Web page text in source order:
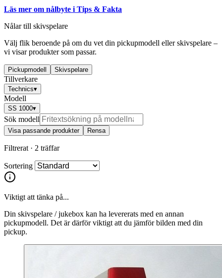
Läs mer om nålbyte i Tips & Fakta
Nålar till skivspelare
Välj flik beroende på om du vet din pickupmodell eller skivspelare –
vi visar produkter som passar.
Pickupmodell Skivspelare
Tillverkare
Technics▾
Modell
SS 1000▾
Sök modell
Visa passande produkter Rensa
Filtrerat · 2 träffar
Sortering
Viktigt att tänka på...
Din skivspelare / jukebox kan ha levererats med en annan
pickupmodell. Det är därför viktigt att du jämför bilden med din
pickup.